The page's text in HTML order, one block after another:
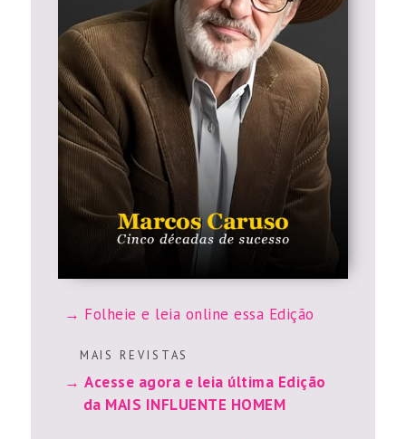
Folheie e leia online essa Edição
M A I S R E V I S T A S
Acesse agora e leia última Edição
da MAIS INFLUENTE HOMEM